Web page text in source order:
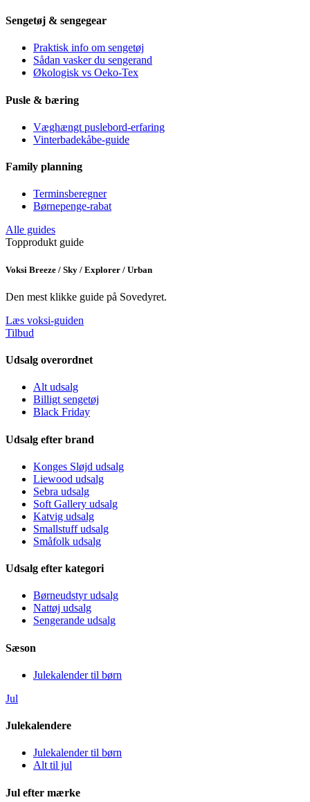
Sengetøj & sengegear
Praktisk info om sengetøj
Sådan vasker du sengerand
Økologisk vs Oeko-Tex
Pusle & bæring
Væghængt puslebord-erfaring
Vinterbadekåbe-guide
Family planning
Terminsberegner
Børnepenge-rabat
Alle guides
Topprodukt guide
Voksi Breeze / Sky / Explorer / Urban
Den mest klikke guide på Sovedyret.
Læs voksi-guiden
Tilbud
Udsalg overordnet
Alt udsalg
Billigt sengetøj
Black Friday
Udsalg efter brand
Konges Sløjd udsalg
Liewood udsalg
Sebra udsalg
Soft Gallery udsalg
Katvig udsalg
Smallstuff udsalg
Småfolk udsalg
Udsalg efter kategori
Børneudstyr udsalg
Nattøj udsalg
Sengerande udsalg
Sæson
Julekalender til børn
Jul
Julekalendere
Julekalender til børn
Alt til jul
Jul efter mærke